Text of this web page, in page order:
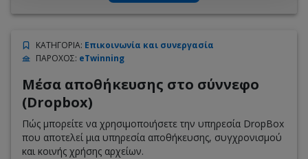
ΚΑΤΗΓΟΡΙΑ: Επικοινωνία και συνεργασία
ΠΑΡΟΧΟΣ: eTwinning
Mέσα αποθήκευσης στο σύννεφο
(Dropbox)
Πώς μπορείτε να χρησιμοποιήσετε την υπηρεσία DropBox
που αποτελεί μια υπηρεσία αποθήκευσης, συγχρονισμού
και κοινής χρήσης αρχείων.